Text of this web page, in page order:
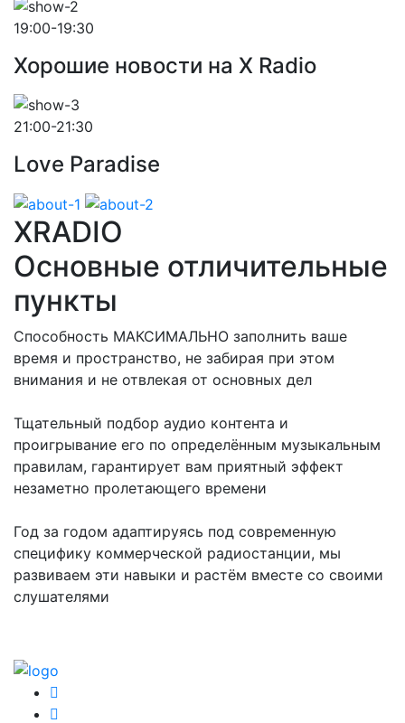
19:00-19:30
Хорошие новости на X Radio
21:00-21:30
Love Paradise
XRADIO
Основные отличительные
пункты
Способность МАКСИМАЛЬНО заполнить ваше
время и пространство, не забирая при этом
внимания и не отвлекая от основных дел
Тщательный подбор аудио контента и
проигрывание его по определённым музыкальным
правилам, гарантирует вам приятный эффект
незаметно пролетающего времени
Год за годом адаптируясь под современную
специфику коммерческой радиостанции, мы
развиваем эти навыки и растём вместе со своими
слушателями